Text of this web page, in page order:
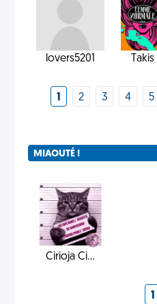
lovers5201 Takis
1 2 3 4 5
MIAOUTÉ !
Cirioja Ci...
1